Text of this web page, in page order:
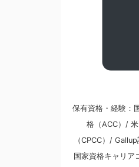
保有資格・経験：
格（ACC）/
（CPCC）/
国家資格キャリア